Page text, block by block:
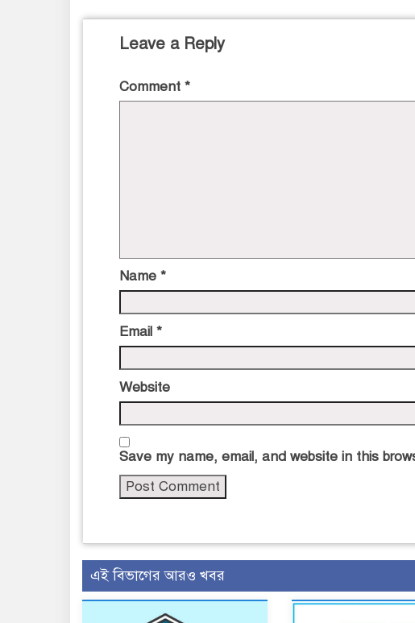
Leave a Reply
Comment *
Name *
Email *
Website
Save my name, email, and website in this
এই বিভাগের আরও খবর